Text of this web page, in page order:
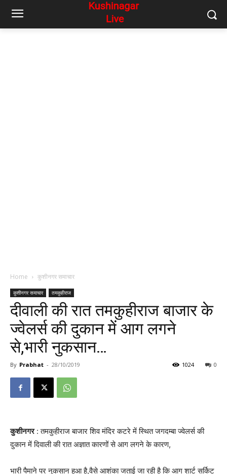
Home कुशीनगर समाचार
कुशीनगर समाचार तमकुहीराज
दीवाली की रात तमकुहीराज बाजार के
ज्वेलर्स की दुकान में आग लगने
से,भारी नुकसान…
By Prabhat - 28/10/2019 0
1024
कुशीनगर: तमकुहीराज बाजार शिव मंदिर कटरे में स्थित जगदम्बा ज्वेलर्स की
दुकान में दिवाली की रात अज्ञात कारणों से आग लगने के कारण,
भारी पैमाने पर नुकसान हुआ है,वैसे आशंका जताई जा रही है कि आग शार्ट सर्किट